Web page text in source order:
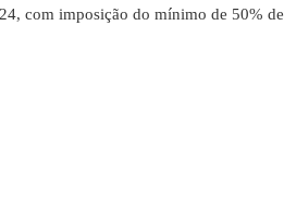
com imposição do mínimo de 50% de